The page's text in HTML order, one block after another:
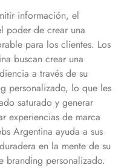
información, el
poder de crear una
para los clientes. Los
buscan crear una
a través de su
personalizado, lo que les
saturado y generar
experiencias de marca
Argentina ayuda a sus
en la mente de su
branding personalizado.